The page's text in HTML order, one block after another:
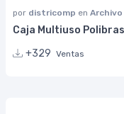
por districomp en Archivo
Caja Multiuso
+329 Ventas